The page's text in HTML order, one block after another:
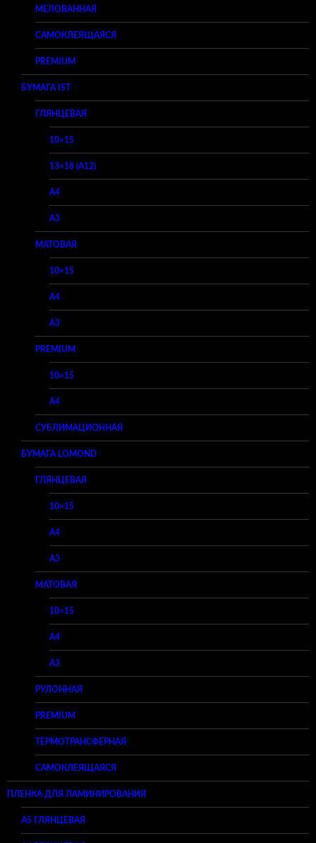
МЕЛОВАННАЯ
САМОКЛЕЯЩАЯСЯ
PREMIUM
БУМАГА IST
ГЛЯНЦЕВАЯ
10×15
13×18 (A12)
A4
A3
МАТОВАЯ
10×15
A4
A3
PREMIUM
10×15
A4
СУБЛИМАЦИОННАЯ
БУМАГА LOMOND
ГЛЯНЦЕВАЯ
10×15
A4
A3
МАТОВАЯ
10×15
A4
A3
РУЛОННАЯ
PREMIUM
ТЕРМОТРАНСФЕРНАЯ
САМОКЛЕЯЩАЯСЯ
ПЛЕНКА ДЛЯ ЛАМИНИРОВАНИЯ
A5 ГЛЯНЦЕВАЯ